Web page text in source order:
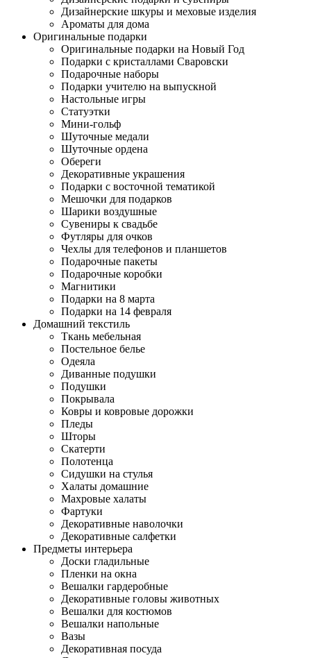
Дизайнерские шкуры и меховые изделия
Ароматы для дома
Оригинальные подарки
Оригинальные подарки на Новый Год
Подарки с кристаллами Сваровски
Подарочные наборы
Подарки учителю на выпускной
Настольные игры
Статуэтки
Мини-гольф
Шуточные медали
Шуточные ордена
Обереги
Декоративные украшения
Подарки с восточной тематикой
Мешочки для подарков
Шарики воздушные
Сувениры к свадьбе
Футляры для очков
Чехлы для телефонов и планшетов
Подарочные пакеты
Подарочные коробки
Магнитики
Подарки на 8 марта
Подарки на 14 февраля
Домашний текстиль
Ткань мебельная
Постельное белье
Одеяла
Диванные подушки
Подушки
Покрывала
Ковры и ковровые дорожки
Пледы
Шторы
Скатерти
Полотенца
Сидушки на стулья
Халаты домашние
Махровые халаты
Фартуки
Декоративные наволочки
Декоративные салфетки
Предметы интерьера
Доски гладильные
Пленки на окна
Вешалки гардеробные
Декоративные головы животных
Вешалки для костюмов
Вешалки напольные
Вазы
Декоративная посуда